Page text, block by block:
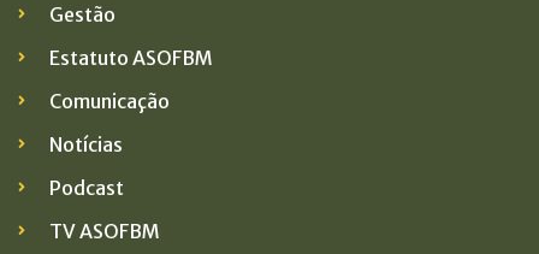
Gestão
Estatuto ASOFBM
Comunicação
Notícias
Podcast
TV ASOFBM